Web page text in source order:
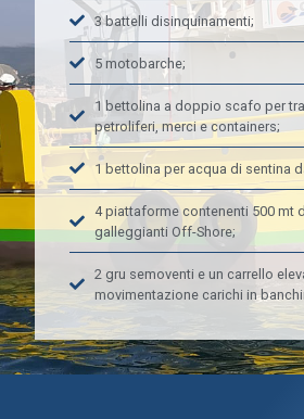
3 battelli disinquinamenti;
5 motobarche;
1 bettolina a doppio scafo per
petroliferi, merci e containers;
1 bettolina per acqua di sentina
4 piattaforme contenenti 500 mt
galleggianti Off-Shore;
2 gru semoventi e un carrello
movimentazione carichi in